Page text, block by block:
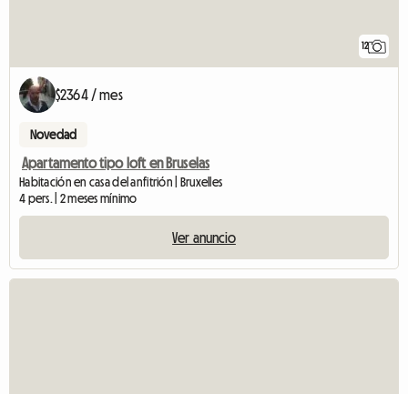
12
$2364 / mes
Novedad
Apartamento tipo loft en Bruselas
Habitación en casa del anfitrión | Bruxelles
4 pers. | 2 meses mínimo
Ver anuncio